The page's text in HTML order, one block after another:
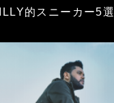
的スニーカー5選